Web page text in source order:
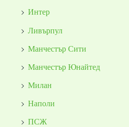
Интер
Ливърпул
Манчестър Сити
Манчестър Юнайтед
Милан
Наполи
ПСЖ